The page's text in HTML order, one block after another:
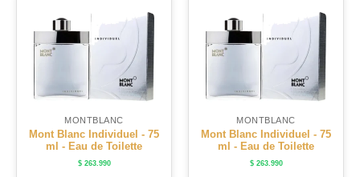
MONTBLANC
Mont Blanc Individuel - 75
ml - Eau de Toilette
$263.990
MONTBLANC
Mont Blanc Individuel - 75
ml - Eau de Toilette
$263.990